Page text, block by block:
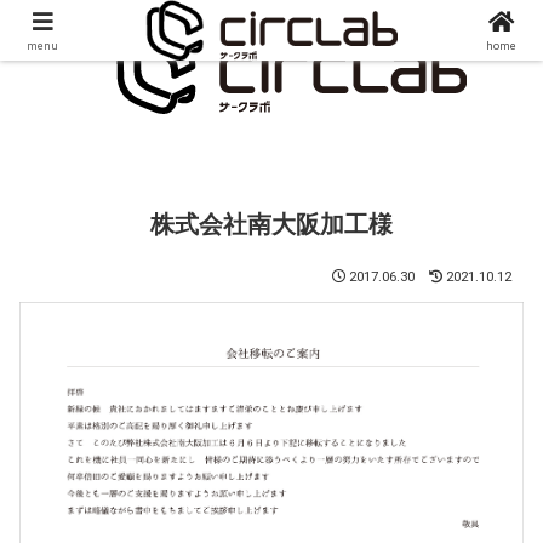
株式会社南大阪加工様
2017.06.30 2021.10.12
menu home